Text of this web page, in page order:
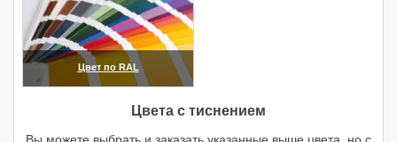
Цвет по RAL
Цвета с тиснением
Вы можете выбрать и заказать указанные выше цвета, но с